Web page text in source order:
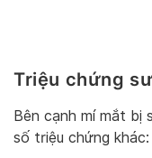
Triệu chứng
Bên cạnh mí mắt bị
số triệu chứng khác: